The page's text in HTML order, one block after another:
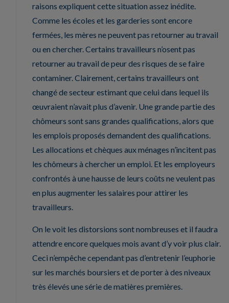
raisons expliquent cette situation assez inédite.
Comme les écoles et les garderies sont encore
fermées, les mères ne peuvent pas retourner au travail
ou en chercher. Certains travailleurs n’osent pas
retourner au travail de peur des risques de se faire
contaminer. Clairement, certains travailleurs ont
changé de secteur estimant que celui dans lequel ils
œuvraient n’avait plus d’avenir. Une grande partie des
chômeurs sont sans grandes qualifications, alors que
les emplois proposés demandent des qualifications.
Les allocations et chèques aux ménages n’incitent pas
les chômeurs à chercher un emploi. Et les employeurs
confrontés à une hausse de leurs coûts ne veulent pas
en plus augmenter les salaires pour attirer les
travailleurs.
On le voit les distorsions sont nombreuses et il faudra
attendre encore quelques mois avant d’y voir plus clair.
Ceci n’empêche cependant pas d’entretenir l’euphorie
sur les marchés boursiers et de porter à des niveaux
très élevés une série de matières premières.